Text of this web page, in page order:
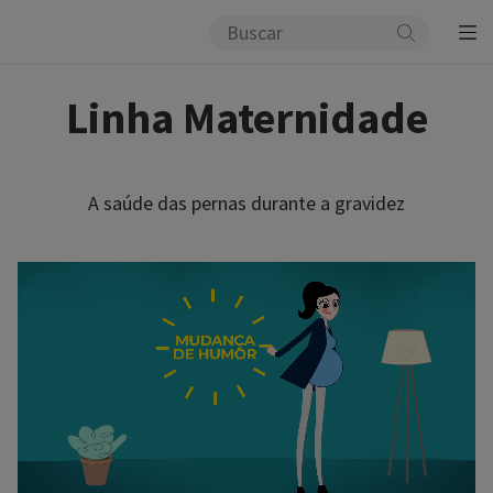
Linha Maternidade
A saúde das pernas durante a gravidez